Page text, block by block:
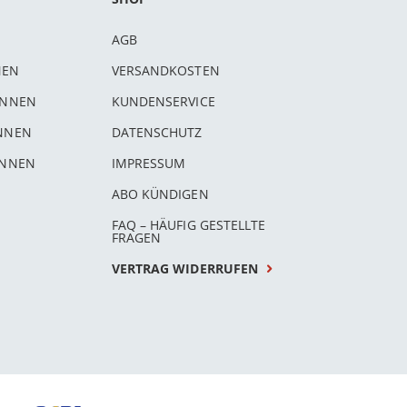
AGB
VERSANDKOSTEN
KUNDENSERVICE
DATENSCHUTZ
IMPRESSUM
ABO KÜNDIGEN
FAQ – HÄUFIG GESTELLTE
FRAGEN
VERTRAG WIDERRUFEN